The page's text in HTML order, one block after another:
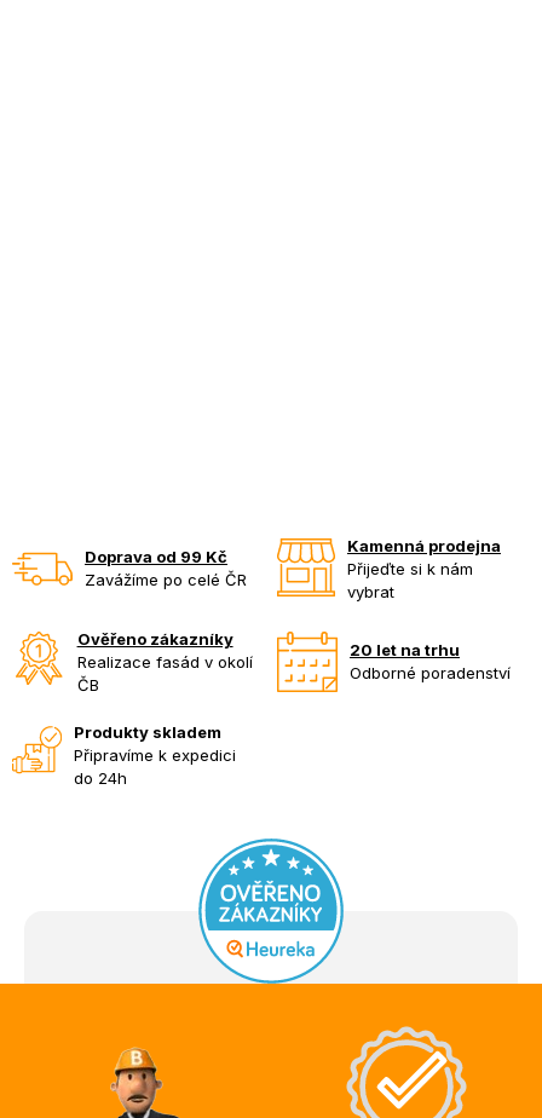
Doprava od 99 Kč
Zavážíme po celé ČR
Kamenná prodejna
Přijeďte si k nám
vybrat
Ověřeno zákazníky
Realizace fasád v okolí
ČB
20 let na trhu
Odborné poradenství
Produkty skladem
Připravíme k expedici
do 24h